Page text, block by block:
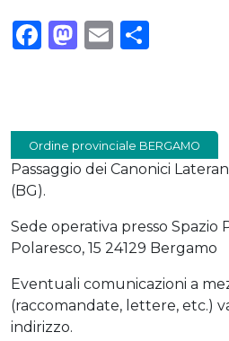
Facebook
Mastodon
Email
Ordine provinciale BERGAMO
Passaggio dei Canonici
(BG).
Sede operativa presso Spazio
Polaresco, 15 24129 Bergamo
Eventuali comunicazioni a
(raccomandate, lettere, etc.)
indirizzo.